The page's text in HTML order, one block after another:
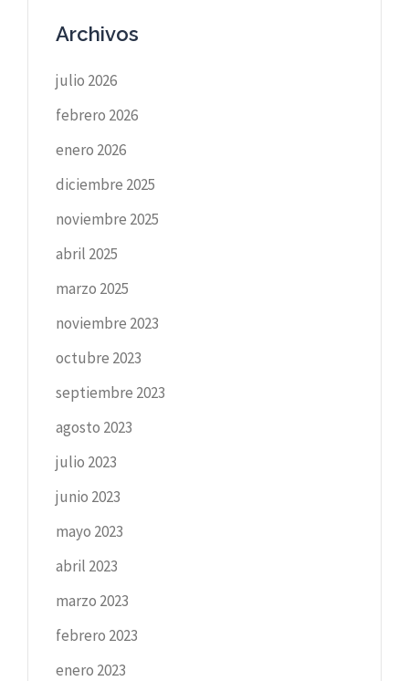
Archivos
julio 2026
febrero 2026
enero 2026
diciembre 2025
noviembre 2025
abril 2025
marzo 2025
noviembre 2023
octubre 2023
septiembre 2023
agosto 2023
julio 2023
junio 2023
mayo 2023
abril 2023
marzo 2023
febrero 2023
enero 2023